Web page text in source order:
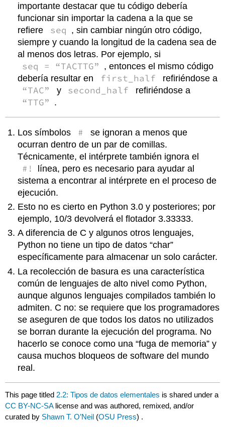
importante destacar que tu código debería
funcionar sin importar la cadena a la que se
refiere
seq , sin cambiar ningún otro código,
siempre y cuando la longitud de la cadena sea de
al menos dos letras. Por ejemplo, si
seq = “TACTTG” , entonces el mismo código
debería resultar en
first_half refiriéndose a
“TAC” y second_half refiriéndose a
“TTG” .
Los símbolos #
se ignoran a menos que
ocurran dentro de un par de comillas.
Técnicamente, el intérprete también ignora el
#!
línea, pero es necesario para ayudar al
sistema a encontrar al intérprete en el proceso de
ejecución.
Esto no es cierto en Python 3.0 y posteriores; por
ejemplo, 10/3 devolverá el flotador 3.33333.
A diferencia de C y algunos otros lenguajes,
Python no tiene un tipo de datos “char”
específicamente para almacenar un solo carácter.
La recolección de basura es una característica
común de lenguajes de alto nivel como Python,
aunque algunos lenguajes compilados también lo
admiten. C no: se requiere que los programadores
se aseguren de que todos los datos no utilizados
se borran durante la ejecución del programa. No
hacerlo se conoce como una “fuga de memoria” y
causa muchos bloqueos de software del mundo
real.
This page titled 2.2: Tipos de datos elementales is shared under a
CC BY-NC-SA license and was authored, remixed, and/or
curated by Shawn T. O’Neil (OSU Press) .